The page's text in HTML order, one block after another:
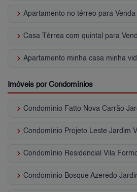
keyboard_arrow_right
keyboard_arrow_right
keyboard_arrow_right
Imóveis por Condomínios
keyboard_arrow_right
keyboard_arrow_right Condomínio Projeto Leste Jardim
keyboard_arrow_right Condomínio Residencial Vila
keyboard_arrow_right Condomínio Bosque Azeredo